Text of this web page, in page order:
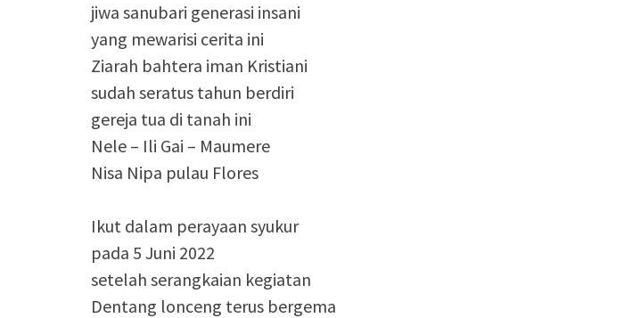
jiwa sanubari generasi insani
yang mewarisi cerita ini
Ziarah bahtera iman Kristiani
sudah seratus tahun berdiri
gereja tua di tanah ini
Nele – Ili Gai – Maumere
Nisa Nipa pulau Flores
Ikut dalam perayaan syukur
pada 5 Juni 2022
setelah serangkaian kegiatan
Dentang lonceng terus bergema